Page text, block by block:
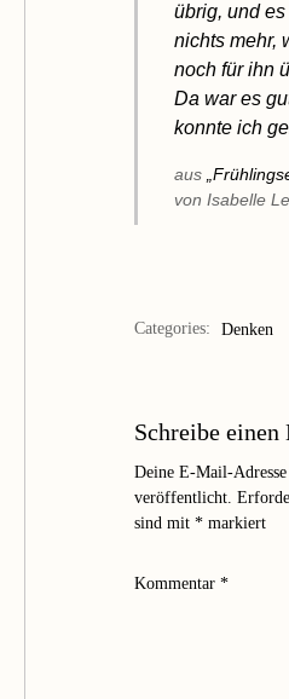
übrig, und
nichts mehr,
noch für ihn
Da war es
konnte ich
aus
von Isabelle
Categories: Denken
Schreibe
Deine E-Mail-
veröffentlicht.
sind mit * markiert
Kommentar *